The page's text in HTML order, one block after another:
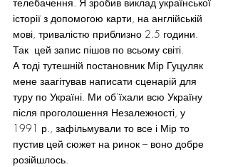
історії з допомогою карти, на англійській
мові, тривалістю приблизно 2.5 години.
Так  цей запис пішов по всьому світі.
А тоді тутешній постановник Мір Гуцуляк
мене заагітував написати сценарій для
туру по Україні. Ми об’їхали всю Україну
після проголошення Незалежності, у
1991 р., зафільмували то все і Мір то
пустив цей сюжет на ринок – воно добре
розійшлось.